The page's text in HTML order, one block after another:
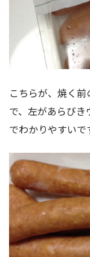
こちらが、焼く
で、左があらび
でわかりやすいで